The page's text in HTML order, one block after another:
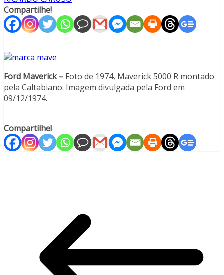
Compartilhe!
Ford Maverick – Foto de 1974, Maverick 5000 R montado
pela Caltabiano. Imagem divulgada pela Ford em
09/12/1974.
Compartilhe!